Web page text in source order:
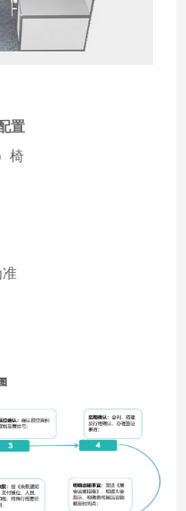
置
椅
准